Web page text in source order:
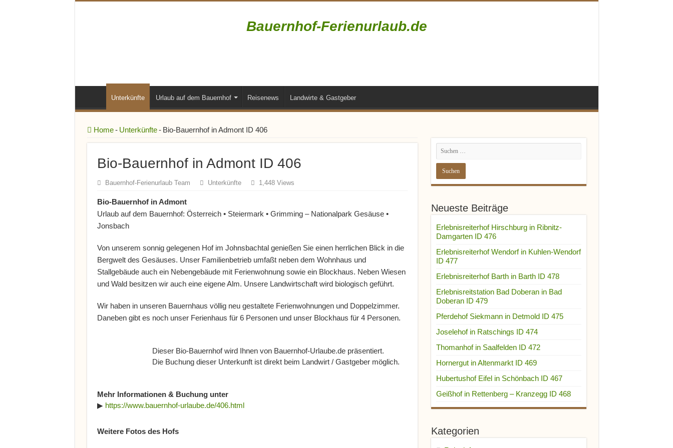
Bauernhof-Ferienurlaub.de
Unterkünfte Urlaub auf dem Bauernhof Reisenews Landwirte & Gastgeber
Home - Unterkünfte - Bio-Bauernhof in Admont ID 406
Bio-Bauernhof in Admont ID 406
Bauernhof-Ferienurlaub Team Unterkünfte 1,448 Views
Bio-Bauernhof in Admont
Urlaub auf dem Bauernhof: Österreich • Steiermark • Grimming – Nationalpark Gesäuse •
Jonsbach
Von unserem sonnig gelegenen Hof im Johnsbachtal genießen Sie einen herrlichen Blick in die
Bergwelt des Gesäuses. Unser Familienbetrieb umfaßt neben dem Wohnhaus und
Stallgebäude auch ein Nebengebäude mit Ferienwohnung sowie ein Blockhaus. Neben Wiesen
und Wald besitzen wir auch eine eigene Alm. Unsere Landwirtschaft wird biologisch geführt.
Wir haben in unseren Bauernhaus völlig neu gestaltete Ferienwohnungen und Doppelzimmer.
Daneben gibt es noch unser Ferienhaus für 6 Personen und unser Blockhaus für 4 Personen.
Dieser Bio-Bauernhof wird Ihnen von Bauernhof-Urlaube.de präsentiert.
Die Buchung dieser Unterkunft ist direkt beim Landwirt / Gastgeber möglich.
Mehr Informationen & Buchung unter
▶ https://www.bauernhof-urlaube.de/406.html
Weitere Fotos des Hofs
Neueste Beiträge
Erlebnisreiterhof Hirschburg in Ribnitz-
Damgarten ID 476
Erlebnisreiterhof Wendorf in Kuhlen-Wendorf
ID 477
Erlebnisreiterhof Barth in Barth ID 478
Erlebnisreitstation Bad Doberan in Bad
Doberan ID 479
Pferdehof Siekmann in Detmold ID 475
Joselehof in Ratschings ID 474
Thomanhof in Saalfelden ID 472
Hornergut in Altenmarkt ID 469
Hubertushof Eifel in Schönbach ID 467
Geißhof in Rettenberg – Kranzegg ID 468
Kategorien